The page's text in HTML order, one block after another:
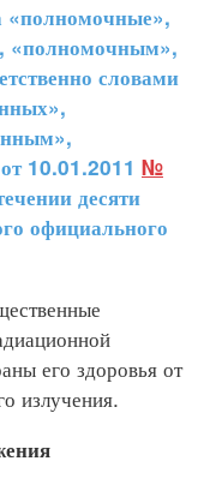
«полномочным»,
словами
10.01.2011 №
десяти
официального
его здоровья от
излучения.